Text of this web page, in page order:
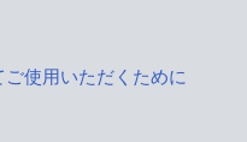
使用いただくために